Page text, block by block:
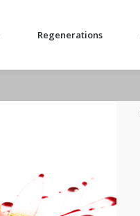
Regenerations